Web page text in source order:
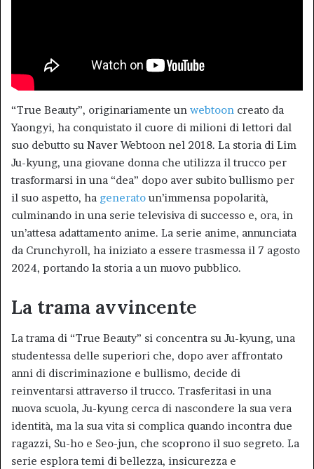
“True Beauty”, originariamente un webtoon creato da
Yaongyi, ha conquistato il cuore di milioni di lettori dal
suo debutto su Naver Webtoon nel 2018. La storia di Lim
Ju-kyung, una giovane donna che utilizza il trucco per
trasformarsi in una “dea” dopo aver subito bullismo per
il suo aspetto, ha generato un’immensa popolarità,
culminando in una serie televisiva di successo e, ora, in
un’attesa adattamento anime. La serie anime, annunciata
da Crunchyroll, ha iniziato a essere trasmessa il 7 agosto
2024, portando la storia a un nuovo pubblico.
La trama avvincente
La trama di “True Beauty” si concentra su Ju-kyung, una
studentessa delle superiori che, dopo aver affrontato
anni di discriminazione e bullismo, decide di
reinventarsi attraverso il trucco. Trasferitasi in una
nuova scuola, Ju-kyung cerca di nascondere la sua vera
identità, ma la sua vita si complica quando incontra due
ragazzi, Su-ho e Seo-jun, che scoprono il suo segreto. La
serie esplora temi di bellezza, insicurezza e